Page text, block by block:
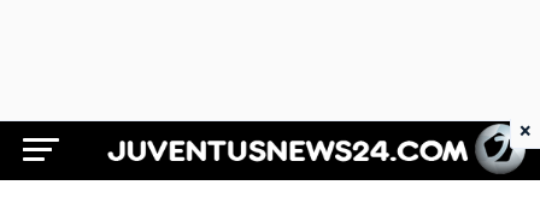
Juventus News 24
×